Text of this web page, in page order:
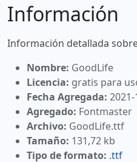
Información
Información detallada
Nombre: GoodLife
Licencia: gratis para
Fecha Agregada:
Agregado: Fontmaster
Archivo: GoodLife.ttf
Tamaño: 131,72 kb
Tipo de formato: .ttf